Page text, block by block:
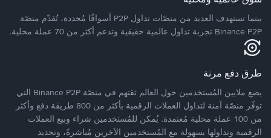
بينما تستهدف العديد من منصّات تداول P2P أسواقًا مُحددة، تُقدّم منصّة
Binance P2P تجربة تداول عالمية حقيقية وتدعم أكثر من 70 عملة محلية.
طرق دفع مرنة
يضع ملايين المُستخدمين حول العالم ثقتهم في منصّة Binance P2P التي
توفّر منصّة آمنة لتداول العملات الرقمية بأكثر من 800 طريقة دفع وأكثر
من 100 عملة محلية مُعتمدة. يُمكن للمُستخدمين شراء وبيع العملات
الرقمية وتداولها بسهولة مع المُستخدمين الآخرين مُباشرةً، وتحديد